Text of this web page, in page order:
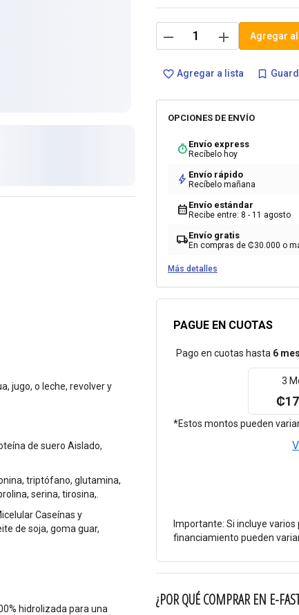
jugo, o leche, revolver y
de suero Aislado,
triptófano, glutamina,
serina, tirosina,.
Caseínas y
de soja, goma guar,
hidrolizada para una
remove add Agregar
favorite_border Agregar a lista bookmark_border
OPCIONES DE ENVÍO
timer Envío express
Recíbelo hoy
bolt Envío rápido
Recíbelo mañana
calendar_month Envío estándar
Recibe entre: 8 - 11 agosto
local_shippingEnvío gratis
En compras de ₡30.000 o
Más detalles
PAGUE EN CUOTAS
Pago en cuotas hasta 6
3
*Estos montos pueden
Importante: Si incluye
financiamiento pueden
¿POR QUÉ COMPRAR EN E-